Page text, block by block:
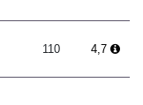
110
4,7